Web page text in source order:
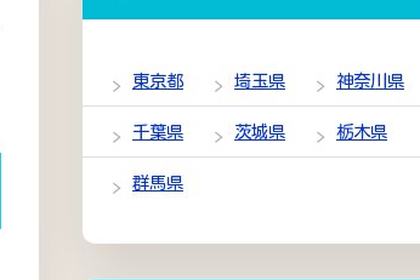
東京都 埼玉県 神奈川県
千葉県 茨城県 栃木県
群馬県